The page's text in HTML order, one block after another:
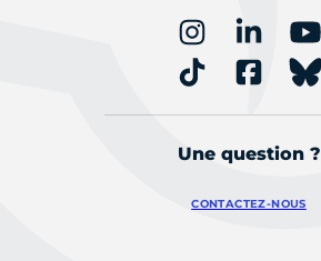
Une question ?
CONTACTEZ-NOUS